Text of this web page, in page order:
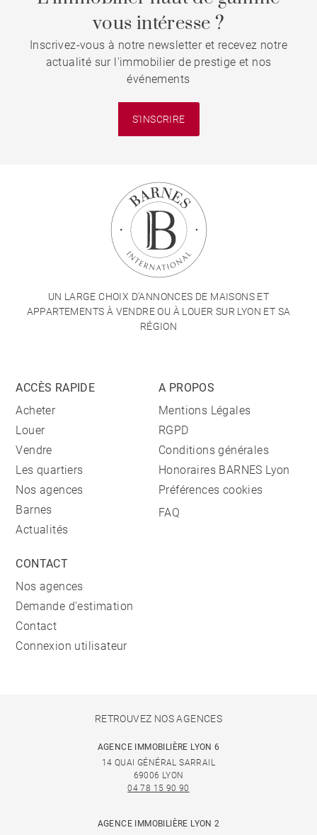
vous intéresse ?
Inscrivez-vous à notre newsletter et recevez notre
actualité sur l'immobilier de prestige et nos
événements
S'INSCRIRE
UN LARGE CHOIX D'ANNONCES DE MAISONS ET
APPARTEMENTS À VENDRE OU À LOUER SUR LYON ET SA
RÉGION
ACCÈS RAPIDE
Acheter
Louer
Vendre
Les quartiers
Nos agences
Barnes
Actualités
A PROPOS
Mentions Légales
RGPD
Conditions générales
Honoraires BARNES Lyon
Préférences cookies
FAQ
CONTACT
Nos agences
Demande d'estimation
Contact
Connexion utilisateur
RETROUVEZ NOS AGENCES
AGENCE IMMOBILIÈRE LYON 6
14 QUAI GÉNÉRAL SARRAIL
69006 LYON
04 78 15 90 90
AGENCE IMMOBILIÈRE LYON 2